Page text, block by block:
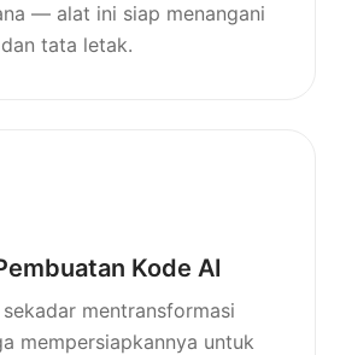
— alat ini siap menangani
tata letak.
Kode AI
mentransformasi
mempersiapkannya untuk